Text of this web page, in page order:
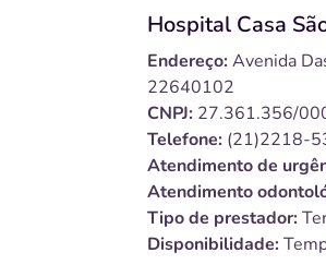
Hospital Casa
Endereço:Avenida
22640102
CNPJ: 27.361.356/
Telefone: (21)2218-
Atendimento de
Atendimento
Tipo de prestador:
Disponibilidade: